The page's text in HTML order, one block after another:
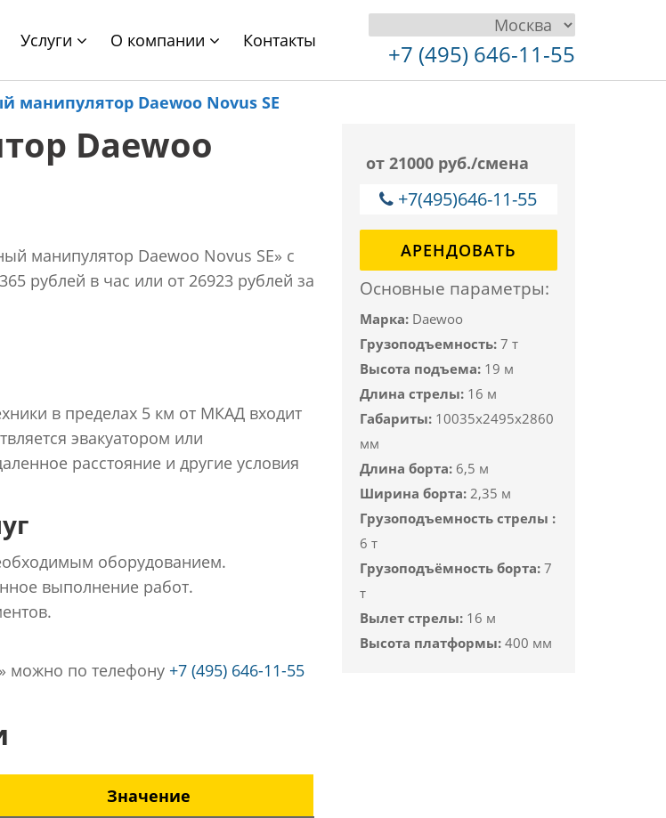
Услуги О компании Контакты +7 (495) 646-11-55
манипулятор Daewoo Novus SE
Daewoo
манипулятор Daewoo Novus SE» с
рублей в час или от 26923 рублей за
в пределах 5 км от МКАД входит
эвакуатором или
расстояние и другие условия
оборудованием.
выполнение работ.
можно по телефону +7 (495) 646-11-55
Значение
от 21000 руб./смена
+7(495)646-11-55
АРЕНДОВАТЬ
Основные параметры:
Марка: Daewoo
Грузоподъемность: 7 т
Высота подъема: 19 м
Длина стрелы: 16 м
Габариты: 10035х2495х2860
мм
Длина борта: 6,5 м
Ширина борта: 2,35 м
Грузоподъемность стрелы :
6 т
Грузоподъёмность борта: 7
т
Вылет стрелы: 16 м
Высота платформы: 400 мм